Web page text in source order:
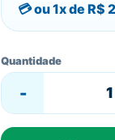
ou 1x de R$
Quantidade
-